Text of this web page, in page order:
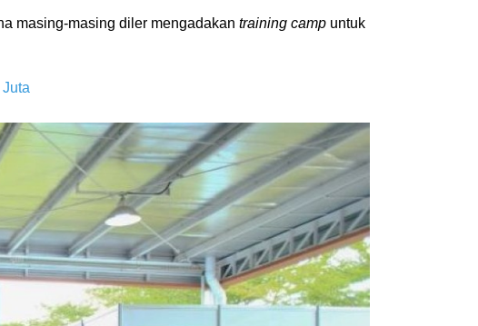
masing-masing diler mengadakan training camp untuk